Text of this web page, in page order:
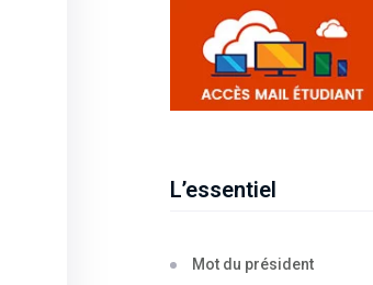
L’essentiel
Mot du président